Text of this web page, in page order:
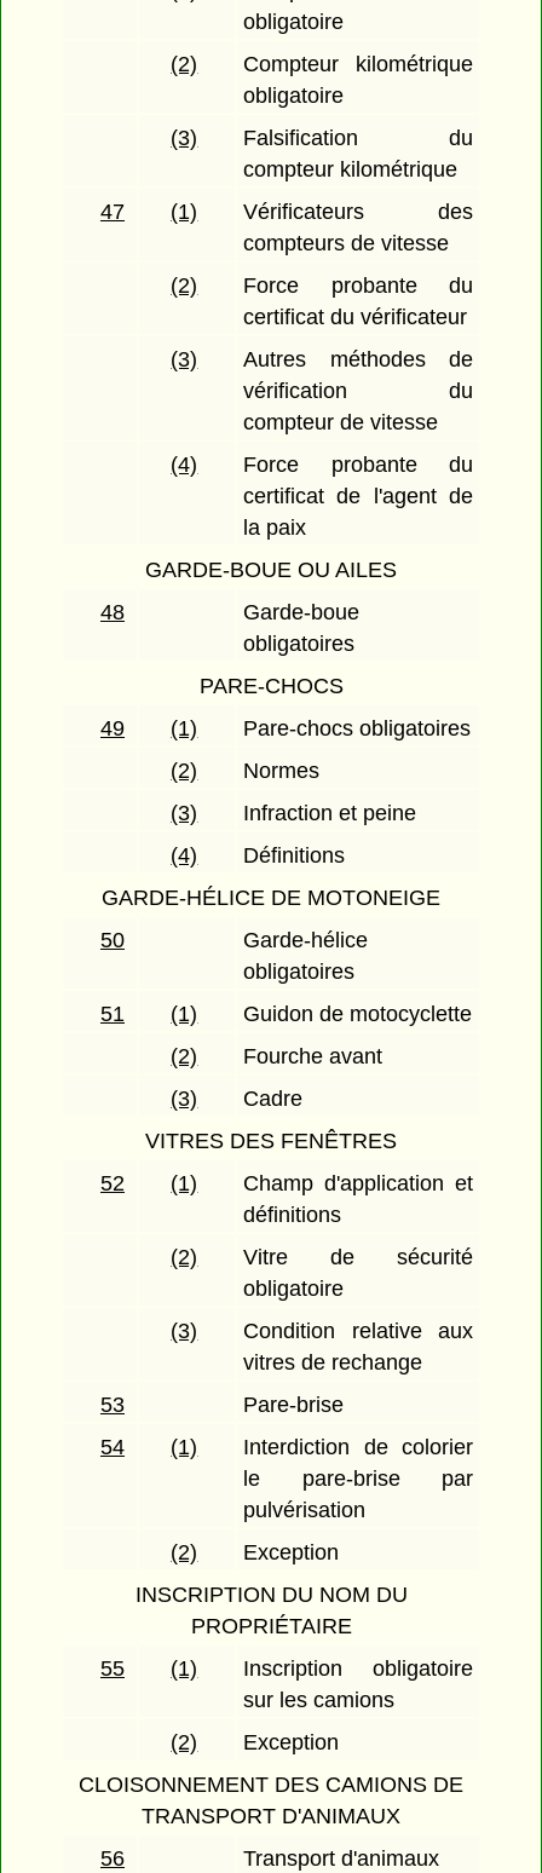
obligatoire
(2)
Compteur kilométrique
obligatoire
(3)
Falsification du
compteur kilométrique
47
(1)
Vérificateurs des
compteurs de vitesse
(2)
Force probante du
certificat du vérificateur
(3)
Autres méthodes de
vérification du
compteur de vitesse
(4)
Force probante du
certificat de l'agent de
la paix
GARDE-BOUE OU AILES
48
Garde-boue
obligatoires
PARE-CHOCS
49
(1)
Pare-chocs obligatoires
(2)
Normes
(3)
Infraction et peine
(4)
Définitions
GARDE-HÉLICE DE MOTONEIGE
50
Garde-hélice
obligatoires
51
(1)
Guidon de motocyclette
(2)
Fourche avant
(3)
Cadre
VITRES DES FENÊTRES
52
(1)
Champ d'application et
définitions
(2)
Vitre de sécurité
obligatoire
(3)
Condition relative aux
vitres de rechange
53
Pare-brise
54
(1)
Interdiction de colorier
le pare-brise par
pulvérisation
(2)
Exception
INSCRIPTION DU NOM DU
PROPRIÉTAIRE
55
(1)
Inscription obligatoire
sur les camions
(2)
Exception
CLOISONNEMENT DES CAMIONS DE
TRANSPORT D'ANIMAUX
56
Transport d'animaux